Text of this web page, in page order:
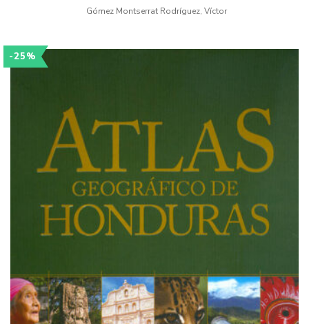
originalactual
Gómez Montserrat Rodríguez, Víctor
-25%